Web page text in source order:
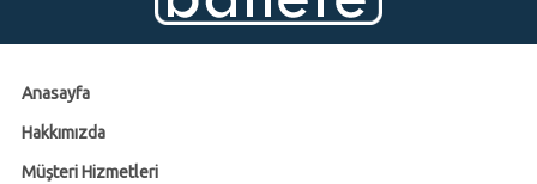
Anasayfa
Hakkımızda
Müşteri Hizmetleri